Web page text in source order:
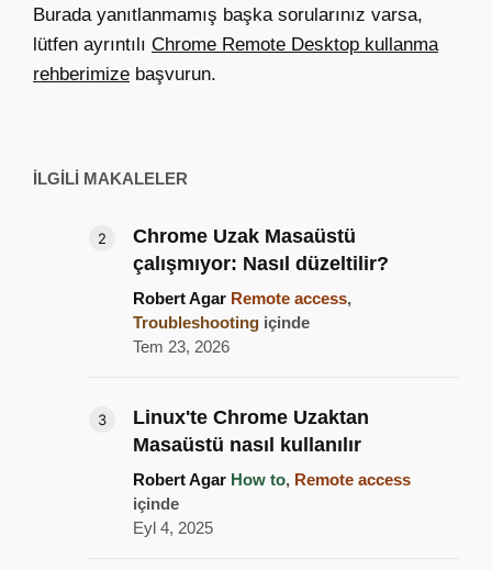
Burada yanıtlanmamış başka sorularınız varsa,
lütfen ayrıntılı Chrome Remote Desktop kullanma
rehberimize başvurun.
İLGİLİ MAKALELER
Chrome Uzak Masaüstü
çalışmıyor: Nasıl düzeltilir?
Robert Agar Remote access,
Troubleshooting içinde
Tem 23, 2026
Linux'te Chrome Uzaktan
Masaüstü nasıl kullanılır
Robert Agar How to, Remote access
içinde
Eyl 4, 2025